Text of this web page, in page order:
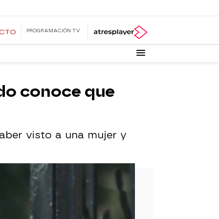
PROGRAMACIÓN TV
conoce que
visto a una mujer y